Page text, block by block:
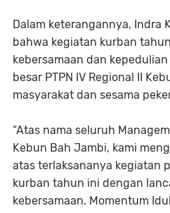
Dalam keterangannya, Indra
bahwa kegiatan kurban
kebersamaan dan
besar PTPN IV Regional II
masyarakat dan sesama
“Atas nama seluruh
Kebun Bah Jambi, kami
atas terlaksananya kegiatan
kurban tahun ini dengan
kebersamaan. Momentum